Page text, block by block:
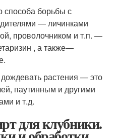
способа борьбы с
— личинками
проволочником и т.п. —
, а также—
растения — это
паутинным и другими
и т.д.
для клубники.